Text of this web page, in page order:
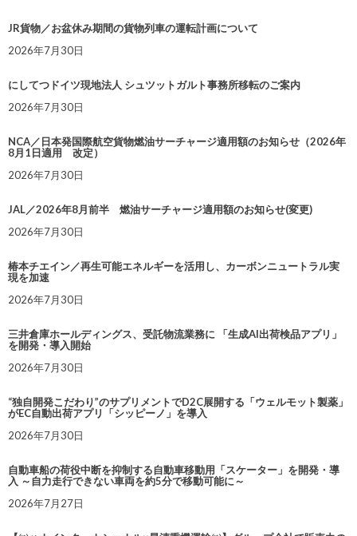
JR貨物／お盆休み期間の貨物列車の運転計画について
2026年7月30日
にしてつドイツ現地法人 シュツットガルト事務所移転のご案内
2026年7月30日
NCA／日本発国際航空貨物燃油サーチャージ適用額のお知らせ（2026年
8月1日適用 改定）
2026年7月30日
JAL／2026年8月前半 燃油サーチャージ適用額のお知らせ(変更)
2026年7月30日
椿本チエイン／再生可能エネルギーを活用し、カーボンニュートラル実
現を加速
2026年7月30日
三井倉庫ホールディングス、受託物流業務に 「生成AI出荷検品アプリ」
を開発・導入開始
2026年7月30日
“独自開発こだわり”のサプリメントでD2C展開する「ウェルモット製薬」
がEC自動出荷アプリ「シッピーノ」を導入
2026年7月30日
自動車船の荷役中断を抑制する自動車移動用「スケーター」を開発・導
入 ～自力走行できない車両を約5分で移動可能に～
2026年7月27日